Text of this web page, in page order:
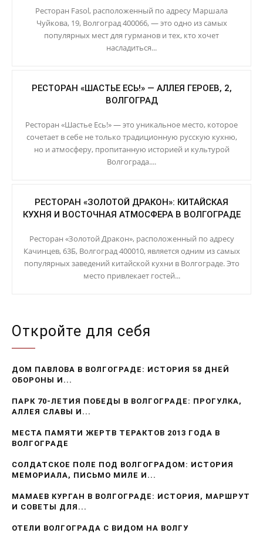
Ресторан Fasol, расположенный по адресу Маршала
Чуйкова, 19, Волгоград 400066, — это одно из самых
популярных мест для гурманов и тех, кто хочет
насладиться...
РЕСТОРАН «ШАСТЬЕ ЕСЬ!» — АЛЛЕЯ ГЕРОЕВ, 2,
ВОЛГОГРАД
Ресторан «Шастье Есь!» — это уникальное место, которое
сочетает в себе не только традиционную русскую кухню,
но и атмосферу, пропитанную историей и культурой
Волгограда....
РЕСТОРАН «ЗОЛОТОЙ ДРАКОН»: КИТАЙСКАЯ
КУХНЯ И ВОСТОЧНАЯ АТМОСФЕРА В ВОЛГОГРАДЕ
Ресторан «Золотой Дракон», расположенный по адресу
Качинцев, 63Б, Волгоград 400010, является одним из самых
популярных заведений китайской кухни в Волгограде. Это
место привлекает гостей...
Откройте для себя
ДОМ ПАВЛОВА В ВОЛГОГРАДЕ: ИСТОРИЯ 58 ДНЕЙ
ОБОРОНЫ И...
ПАРК 70-ЛЕТИЯ ПОБЕДЫ В ВОЛГОГРАДЕ: ПРОГУЛКА,
АЛЛЕЯ СЛАВЫ И...
МЕСТА ПАМЯТИ ЖЕРТВ ТЕРАКТОВ 2013 ГОДА В
ВОЛГОГРАДЕ
СОЛДАТСКОЕ ПОЛЕ ПОД ВОЛГОГРАДОМ: ИСТОРИЯ
МЕМОРИАЛА, ПИСЬМО МИЛЕ И...
МАМАЕВ КУРГАН В ВОЛГОГРАДЕ: ИСТОРИЯ, МАРШРУТ
И СОВЕТЫ ДЛЯ...
ОТЕЛИ ВОЛГОГРАДА С ВИДОМ НА ВОЛГУ